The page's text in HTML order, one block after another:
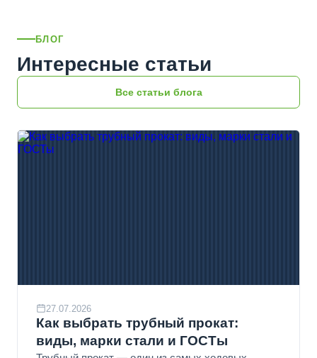
БЛОГ
Интересные статьи
Все статьи блога
27.07.2026
Как выбрать трубный прокат:
виды, марки стали и ГОСТы